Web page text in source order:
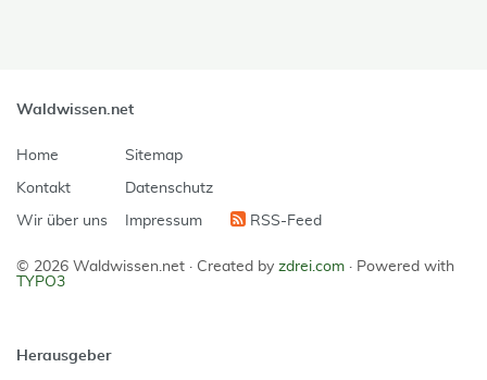
Waldwissen.net
Home
Kontakt
Wir über uns
Sitemap
Datenschutz
Impressum RSS-Feed
© 2026 Waldwissen.net · Created by zdrei.com · Powered with
TYPO3
Herausgeber